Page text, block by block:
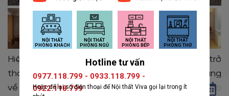
Hiện nay, giấy dán tường phòng thờ
đang trở
thành xu hướng trang trí phổ biến. Nhờ sự đa dạng
về mẫu mã, họa tiết trang nhã và khả năng tạo